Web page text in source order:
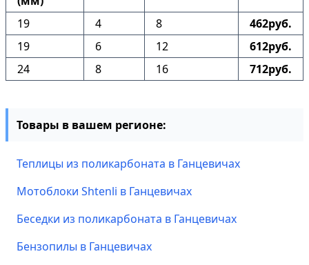
19 4 8
462руб.
19
6 12
612руб.
24
8 16 712руб.
Товары в вашем регионе:
Теплицы из поликарбоната в Ганцевичах
Мотоблоки Shtenli в Ганцевичах
Беседки из поликарбоната в Ганцевичах
Бензопилы в Ганцевичах